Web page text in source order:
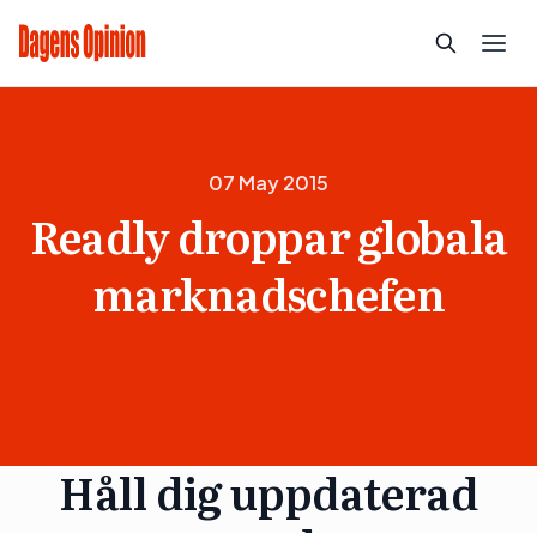
07 May 2015
Readly droppar globala
marknadschefen
Håll dig uppdaterad